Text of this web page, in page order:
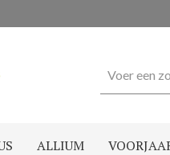
ALLIUM